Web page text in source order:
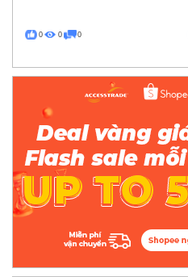
0 0 0